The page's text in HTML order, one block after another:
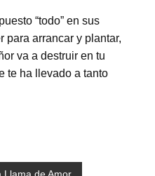
“todo” en sus
para arrancar y plantar,
va a destruir en tu
te ha llevado a tanto